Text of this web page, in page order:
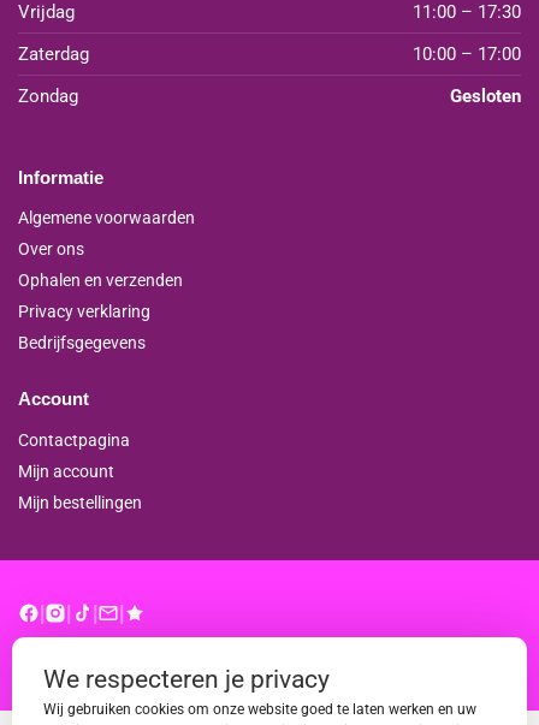
Vrijdag
11:00 – 17:30
Zaterdag
10:00 – 17:00
Zondag
Gesloten
Informatie
Algemene voorwaarden
Over ons
Ophalen en verzenden
Privacy verklaring
Bedrijfsgegevens
Account
Contactpagina
Mijn account
Mijn bestellingen
We respecteren je privacy
Wij gebruiken cookies om onze website goed te laten werken en uw